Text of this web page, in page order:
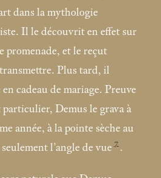
dans la mythologie
Il le découvrit en effet sur
promenade, et le reçut
Plus tard, il
cadeau de mariage. Preuve
particulier, Demus le grava à
année, à la pointe sèche au
l’angle de vue 7 .